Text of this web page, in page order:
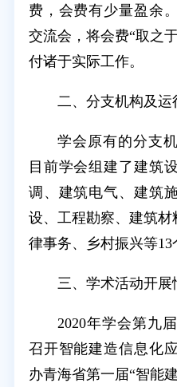
费，会费有少量盈余
交流会，将会费“取之
付诸于实际工作。
二、分支机构及运
学会原有的分支
目前学会组建了建筑
调、建筑电气、建筑
设、工程勘察、建筑
律事务、乡村振兴等13
三、学术活动开展
2020年学会第九
召开智能建造信息化
办青海省第一届“智能